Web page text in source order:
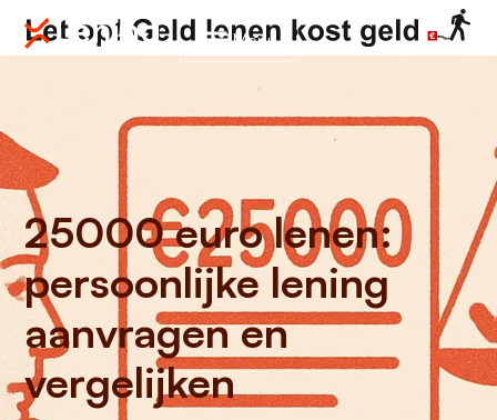
Menu
25000 euro lenen:
persoonlijke lening
aanvragen en
vergelijken